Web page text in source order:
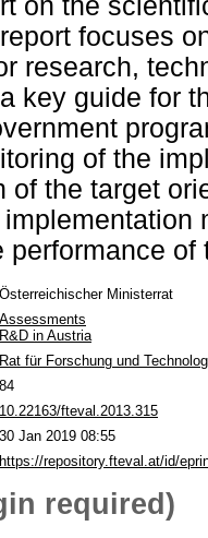
focuses
research,
key guide for
of the
of the target
performance
Österreichischer Ministerrat
Assessments
R&D in Austria
Rat für Forschung und
84
10.22163/fteval.2013.315
30 Jan 2019 08:55
https://repository.fteval.at/id/
required)